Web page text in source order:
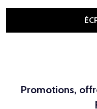
Promotions,